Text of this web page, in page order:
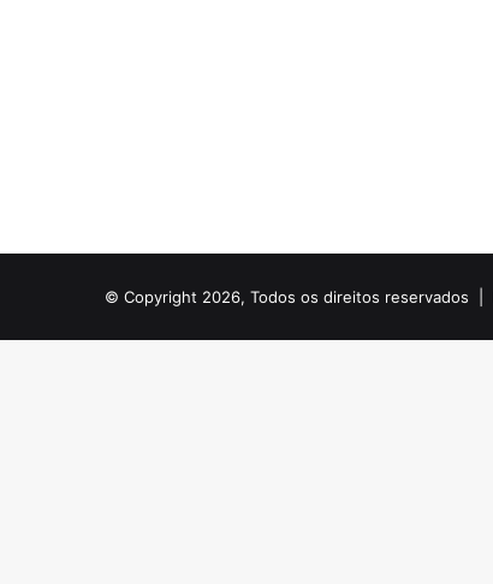
© Copyright 2026, Todos os direitos reservados |